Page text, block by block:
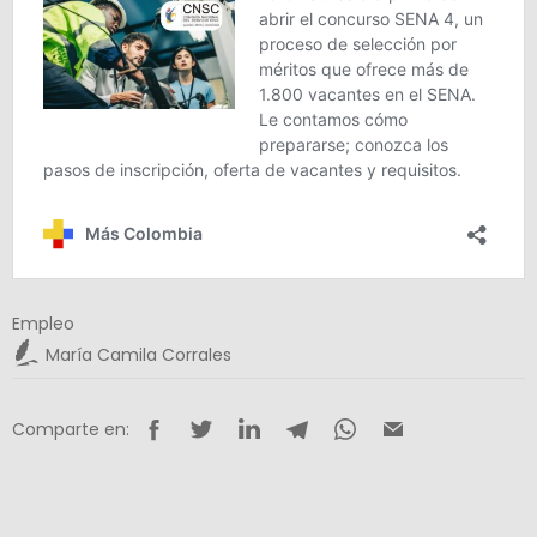
Empleo
María Camila Corrales
Comparte en: